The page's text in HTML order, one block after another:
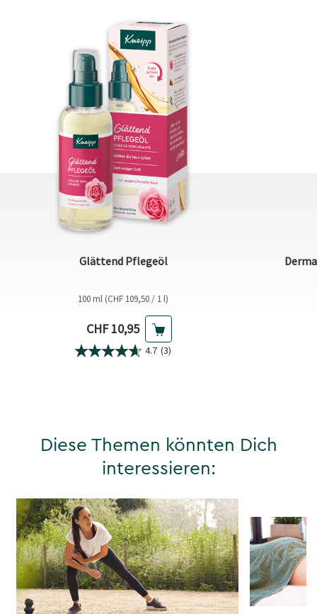
Glättend Pflegeöl
100 ml (CHF 109,50 / 1 l)
Aktueller Preis
CHF 10,95
4.7 (3)
Diese Themen könnten Dich
interessieren: